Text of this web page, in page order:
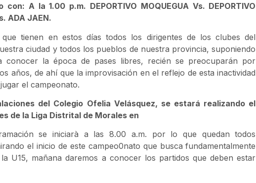
A la 1.00 p.m. DEPORTIVO MOQUEGUA Vs. DEPORTIVO
ADA JAEN.
tienen en estos días todos los dirigentes de los clubes del
ciudad y todos los pueblos de nuestra provincia, suponiendo
conocer la época de pases libres, recién se preocuparán por
años, de ahí que la improvisación en el reflejo de esta inactividad
el campeonato.
del Colegio Ofelia Velásquez, se estará realizando el
de la Liga Distrital de Morales en
se iniciarà a las 8.00 a.m. por lo que quedan todos
el inicio de este campeo0nato que busca fundamentalmente
U15, mañana daremos a conocer los partidos que deben estar